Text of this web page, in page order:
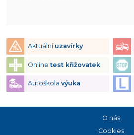
Aktuální uzavírky
Onlinetest křižovatek
Autoškola výuka
O nás
Cookies